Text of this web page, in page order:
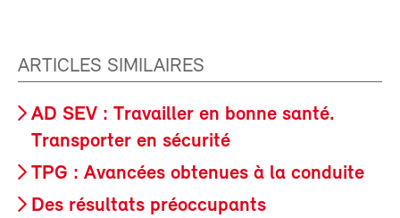
ARTICLES SIMILAIRES
AD SEV : Travailler en bonne santé.
Transporter en sécurité
TPG : Avancées obtenues à la conduite
Des résultats préoccupants